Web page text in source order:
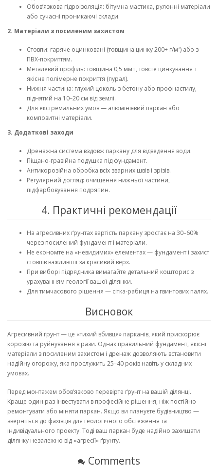
Обов’язкова гідроізоляція: бітумна мастика, рулонні матеріали
або сучасні проникаючі склади.
2. Матеріали з посиленим захистом
Стовпи: гаряче оцинковані (товщина цинку 200+ г/м²) або з
ПВХ-покриттям.
Металевий профіль: товщина 0,5 мм+, товсте цинкування +
якісне полімерне покриття (пурал).
Нижня частина: глухий цоколь з бетону або профнастилу,
піднятий на 10–20 см від землі.
Для екстремальних умов — алюмінієвий паркан або
композитні матеріали.
3. Додаткові заходи
Дренажна система вздовж паркану для відведення води.
Піщано-гравійна подушка під фундамент.
Антикорозійна обробка всіх зварних швів і зрізів.
Регулярний догляд: очищення нижньої частини,
підфарбовування подряпин.
4. Практичні рекомендації
На агресивних ґрунтах вартість паркану зростає на 30–60%
через посилений фундамент і матеріали.
Не економте на «невидимих» елементах — фундамент і захист
стовпів важливіші за красивий верх.
При виборі підрядника вимагайте детальний кошторис з
урахуванням геології вашої ділянки.
Для тимчасового рішення — сітка-рабиця на гвинтових палях.
Висновок
Агресивний ґрунт — це «тихий вбивця» парканів, який прискорює
корозію та руйнування в рази. Однак правильний фундамент, якісні
матеріали з посиленим захистом і дренаж дозволяють встановити
надійну огорожу, яка прослужить 25–40 років навіть у складних
умовах.
Перед монтажем обов’язково перевірте ґрунт на вашій ділянці.
Краще один раз інвестувати в професійне рішення, ніж постійно
ремонтувати або міняти паркан. Якщо ви плануєте будівництво —
зверніться до фахівців для геологічного обстеження та
індивідуального проекту. Тоді ваш паркан буде надійно захищати
ділянку незалежно від «агресії» ґрунту.
Comments